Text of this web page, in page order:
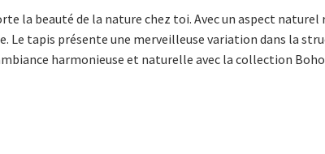
la beauté de la nature chez toi. Avec un aspect
tapis présente une merveilleuse variation dans la
harmonieuse et naturelle avec la collection